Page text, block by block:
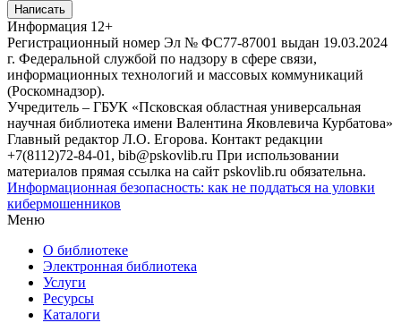
Написать
Информация 12+
Регистрационный номер Эл № ФС77-87001 выдан 19.03.2024
г. Федеральной службой по надзору в сфере связи,
информационных технологий и массовых коммуникаций
(Роскомнадзор).
Учредитель – ГБУК «Псковская областная универсальная
научная библиотека имени Валентина Яковлевича Курбатова»
Главный редактор Л.О. Егорова. Контакт редакции
+7(8112)72-84-01, bib@pskovlib.ru При использовании
материалов прямая ссылка на сайт pskovlib.ru обязательна.
Информационная безопасность: как не поддаться на уловки
кибермошенников
Меню
О библиотеке
Электронная библиотека
Услуги
Ресурсы
Каталоги